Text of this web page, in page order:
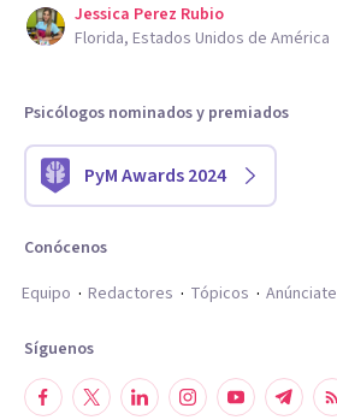
Jessica Perez Rubio
Florida, Estados Unidos de América
Psicólogos nominados y premiados
PyM Awards 2024
Conócenos
Equipo
Redactores Tópicos Anúnciate
Síguenos